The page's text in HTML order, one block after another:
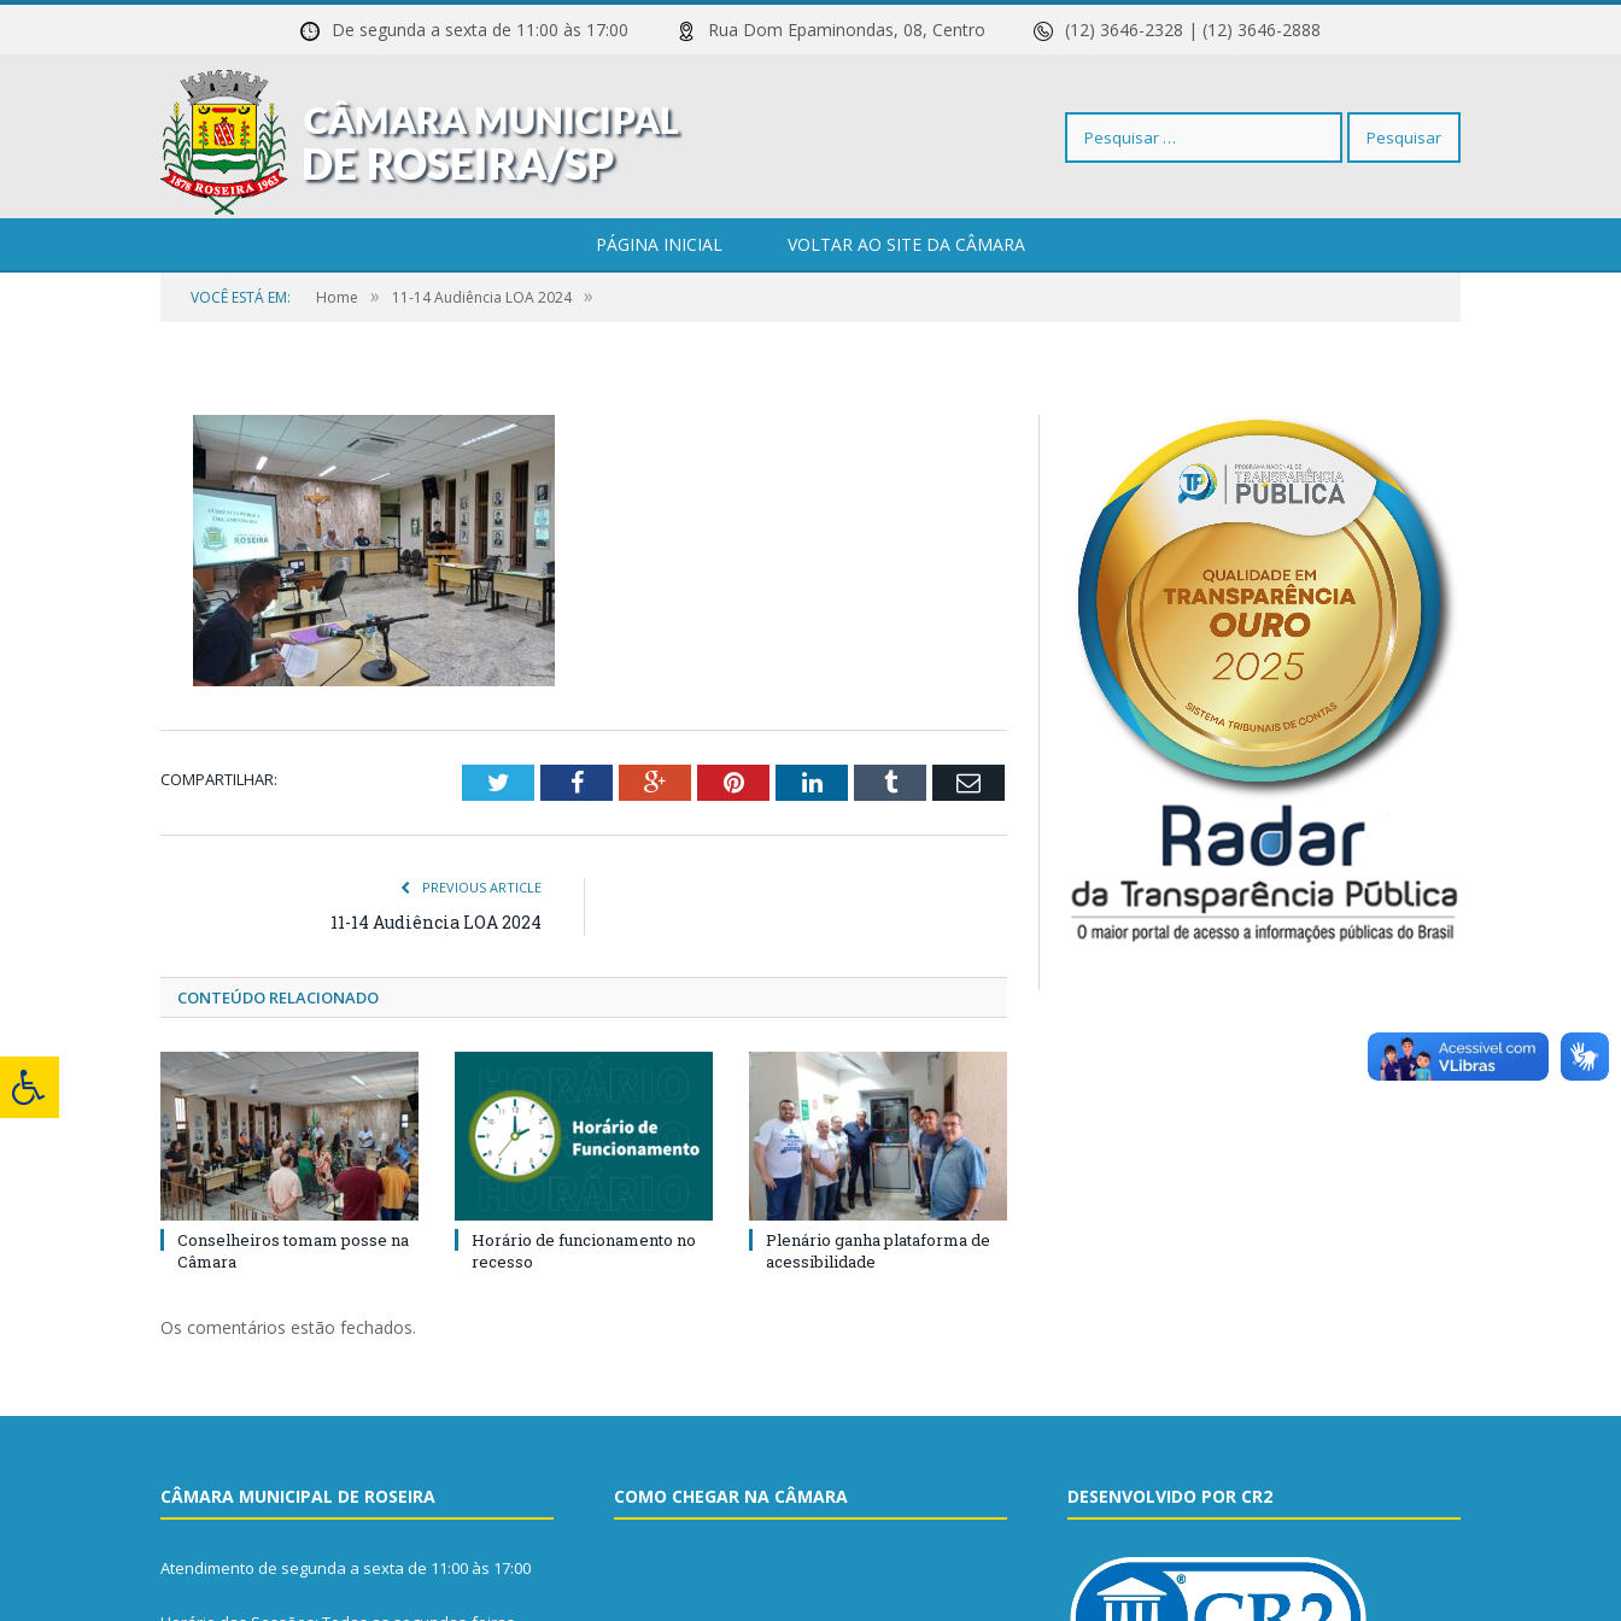
De segunda a sexta de 11:00 às 17:00 Rua Dom Epaminondas, 08, Centro (12) 3646-2328 | (12) 3646-2888
Pesquisar
PÁGINA INICIAL VOLTAR AO SITE DA CÂMARA
VOCÊ ESTÁ EM: Home » 11-14 Audiência LOA 2024 »
COMPARTILHAR: TwitterFacebookGoogle+PinterestLinkedInTumblr Email
PREVIOUS ARTICLE
11-14 Audiência LOA 2024
CONTEÚDO RELACIONADO
Conselheiros tomam posse na
Câmara
Horário de funcionamento no
recesso
Plenário ganha plataforma de
acessibilidade
Os comentários estão fechados.
CÂMARA MUNICIPAL DE ROSEIRA
Atendimento de segunda a sexta de 11:00 às 17:00
COMO CHEGAR NA CÂMARA DESENVOLVIDO POR CR2